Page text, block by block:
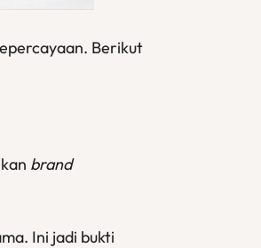
Berikut
brand
Ini jadi bukti